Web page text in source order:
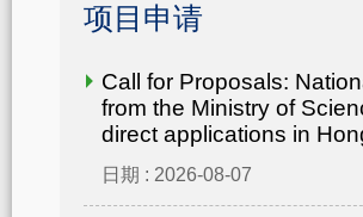
项目申请
Call for Proposals:
from the Ministry of
direct applications in
日期 : 2026-08-07